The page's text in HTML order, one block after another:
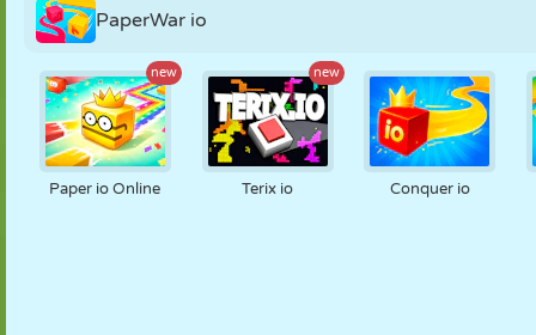
PaperWar io
new
Paper io Online
new
Terix io Conquer io